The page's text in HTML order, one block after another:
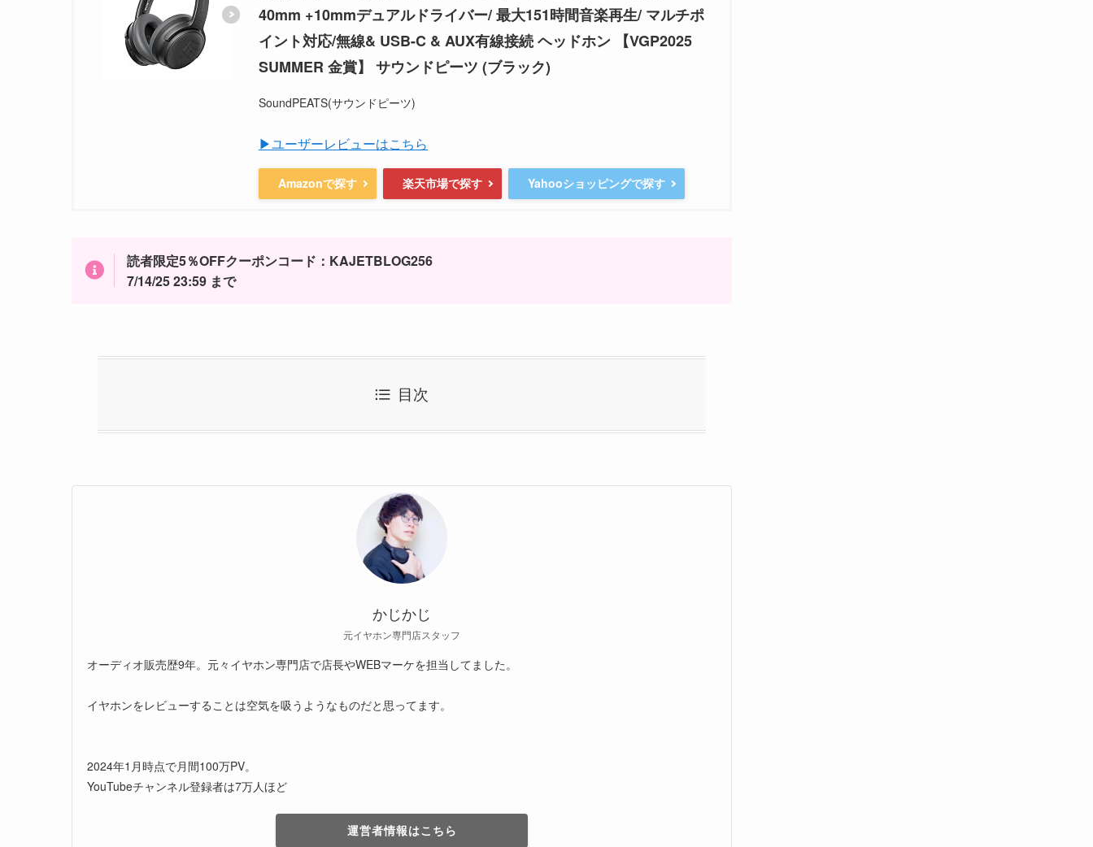
40mm +10mmデュアルドライバー/ 最大151時間音楽再生/ マルチポ
イント対応/無線& USB-C & AUX有線接続 ヘッドホン 【VGP2025
SUMMER 金賞】 サウンドピーツ (ブラック)
SoundPEATS(サウンドピーツ)
▶ユーザーレビューはこちら
Amazonで探す 楽天市場で探す Yahooショッピングで探す
読者限定5％OFFクーポンコード：KAJETBLOG256
7/14/25 23:59 まで
目次
かじかじ
元イヤホン専門店スタッフ
オーディオ販売歴9年。元々イヤホン専門店で店長やWEBマーケを担当してました。
イヤホンをレビューすることは空気を吸うようなものだと思ってます。
2024年1月時点で月間100万PV。
YouTubeチャンネル登録者は7万人ほど
運営者情報はこちら